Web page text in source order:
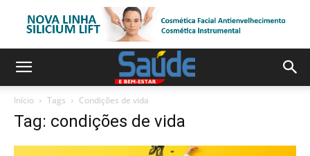
Início Tags Condições de vida
Tag: condições de vida